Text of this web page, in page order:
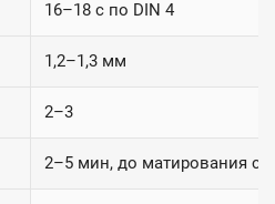
16–18 с по DIN 4
1,2–1,3 мм
2–3
2–5 мин, до матирования